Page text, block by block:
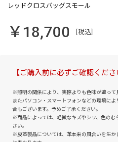
￥18,700 [税込]
【ご購入前に必ずご確認くださ
※照明の関係により、実際よりも色味が違って
またパソコン・スマートフォンなどの環境に
合もございます。予めご了承ください。
※商品によっては、軽微なキズやシワ、色のむ
さい。
※皮革製品については、革本来の風合いを生か